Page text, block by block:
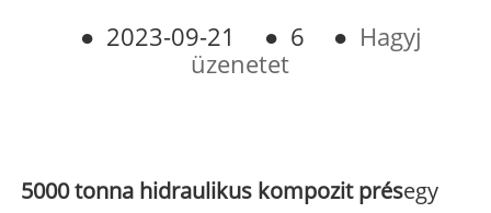
● 2023-09-21 ● 6 ● Hagyj
üzenetet
5000 tonna hidraulikus kompozit présegy